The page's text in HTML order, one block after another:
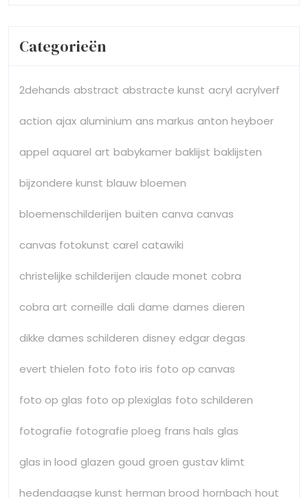
Categorieën
2dehands abstract abstracte kunst acryl acrylverf
action ajax aluminium ans markus anton heyboer
appel aquarel art babykamer baklijst baklijsten
bijzondere kunst blauw bloemen
bloemenschilderijen buiten canva canvas
canvas fotokunst carel catawiki
christelijke schilderijen claude monet cobra
cobra art corneille dali dame dames dieren
dikke dames schilderen disney edgar degas
evert thielen foto foto iris foto op canvas
foto op glas foto op plexiglas foto schilderen
fotografie fotografie ploeg frans hals glas
glas in lood glazen goud groen gustav klimt
hedendaagse kunst herman brood hornbach hout